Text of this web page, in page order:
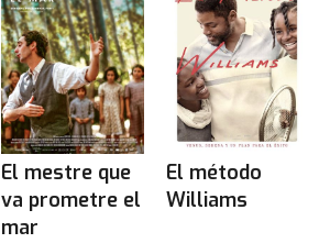
El mestre que
va prometre el
mar
El método
Williams